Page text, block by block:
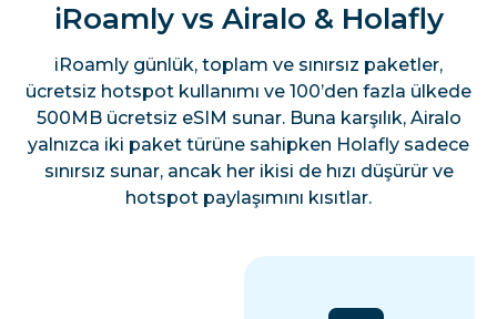
iRoamly vs Airalo & Holafly
iRoamly günlük, toplam ve sınırsız paketler,
ücretsiz hotspot kullanımı ve 100’den fazla ülkede
500MB ücretsiz eSIM sunar. Buna karşılık, Airalo
yalnızca iki paket türüne sahipken Holafly sadece
sınırsız sunar, ancak her ikisi de hızı düşürür ve
hotspot paylaşımını kısıtlar.